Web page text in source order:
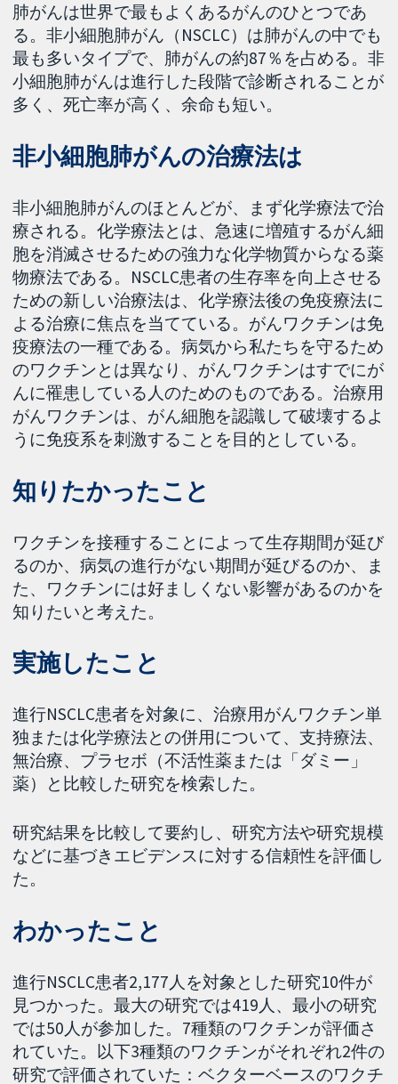
肺がんは世界で最もよくあるがんのひとつであ
る。非小細胞肺がん（NSCLC）は肺がんの中でも
最も多いタイプで、肺がんの約87％を占める。非
小細胞肺がんは進行した段階で診断されることが
多く、死亡率が高く、余命も短い。
非小細胞肺がんの治療法は
非小細胞肺がんのほとんどが、まず化学療法で治
療される。化学療法とは、急速に増殖するがん細
胞を消滅させるための強力な化学物質からなる薬
物療法である。NSCLC患者の生存率を向上させる
ための新しい治療法は、化学療法後の免疫療法に
よる治療に焦点を当てている。がんワクチンは免
疫療法の一種である。病気から私たちを守るため
のワクチンとは異なり、がんワクチンはすでにが
んに罹患している人のためのものである。治療用
がんワクチンは、がん細胞を認識して破壊するよ
うに免疫系を刺激することを目的としている。
知りたかったこと
ワクチンを接種することによって生存期間が延び
るのか、病気の進行がない期間が延びるのか、ま
た、ワクチンには好ましくない影響があるのかを
知りたいと考えた。
実施したこと
進行NSCLC患者を対象に、治療用がんワクチン単
独または化学療法との併用について、支持療法、
無治療、プラセボ（不活性薬または「ダミー」
薬）と比較した研究を検索した。
研究結果を比較して要約し、研究方法や研究規模
などに基づきエビデンスに対する信頼性を評価し
た。
わかったこと
進行NSCLC患者2,177人を対象とした研究10件が
見つかった。最大の研究では419人、最小の研究
では50人が参加した。7種類のワクチンが評価さ
れていた。以下3種類のワクチンがそれぞれ2件の
研究で評価されていた：ベクターベースのワクチ